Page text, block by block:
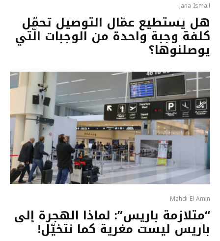
Jana Ismail
هل يستطيع عمّال التوصيل تحمّل
كلفة وجبة واحدة من الوجبات الّتي
يوصلنوها؟
Mahdi El Amin
“متلازمة باريس”: لماذا الهجرة إلى
باريس ليست مغرية كما نتخيّل!